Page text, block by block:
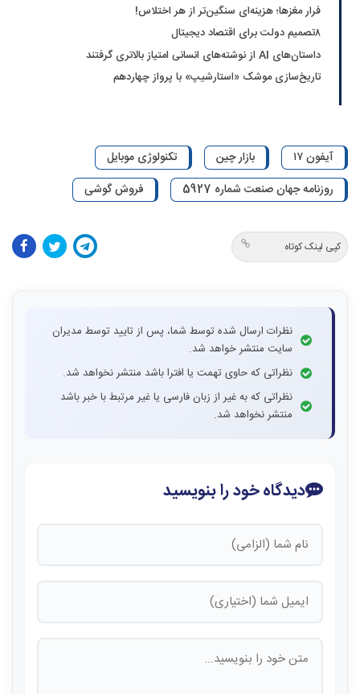
فرار مغزها؛ هزینه‌ای سنگین‌تر از هر اختلاس!
۸تصمیم دولت برای اقتصاد دیجیتال
داستان‌های AI از نوشته‌های انسانی امتیاز بالاتری گرفتند
تاریخ‌سازی موشک «استارشیپ» با پرواز چهاردهم
آیفون ۱۷ بازار چین
تکنولوژی موبایل
روزنامه جهان صنعت شماره 5927
فروش گوشی
کپی لینک کوتاه
نظرات ارسال شده توسط شما، پس از تایید توسط مدیران
سایت منتشر خواهد شد.
نظراتی که حاوی تهمت یا افترا باشد منتشر نخواهد شد.
نظراتی که به غیر از زبان فارسی یا غیر مرتبط با خبر باشد
منتشر نخواهد شد.
دیدگاه خود را بنویسید